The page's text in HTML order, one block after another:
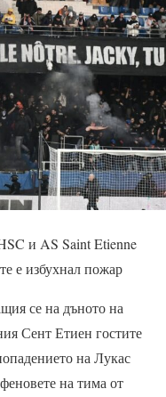
и AS Saint Etienne
е избухнал пожар
се на дъното на
Сент Етиен гостите
на Лукас
на тима от